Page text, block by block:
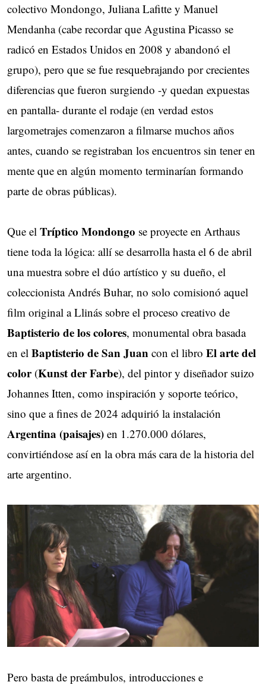
colectivo Mondongo, Juliana Lafitte y Manuel
Mendanha (cabe recordar que Agustina Picasso se
radicó en Estados Unidos en 2008 y abandonó el
grupo), pero que se fue resquebrajando por crecientes
diferencias que fueron surgiendo -y quedan expuestas
en pantalla- durante el rodaje (en verdad estos
largometrajes comenzaron a filmarse muchos años
antes, cuando se registraban los encuentros sin tener en
mente que en algún momento terminarían formando
parte de obras públicas).
Que el Tríptico Mondongo se proyecte en Arthaus
tiene toda la lógica: allí se desarrolla hasta el 6 de abril
una muestra sobre el dúo artístico y su dueño, el
coleccionista Andrés Buhar, no solo comisionó aquel
film original a Llinás sobre el proceso creativo de
Baptisterio de los colores, monumental obra basada
en el Baptisterio de San Juan con el libro El arte del
color(Kunst der Farbe), del pintor y diseñador suizo
Johannes Itten, como inspiración y soporte teórico,
sino que a fines de 2024 adquirió la instalación
Argentina (paisajes) en 1.270.000 dólares,
convirtiéndose así en la obra más cara de la historia del
arte argentino.
Pero basta de preámbulos, introducciones e